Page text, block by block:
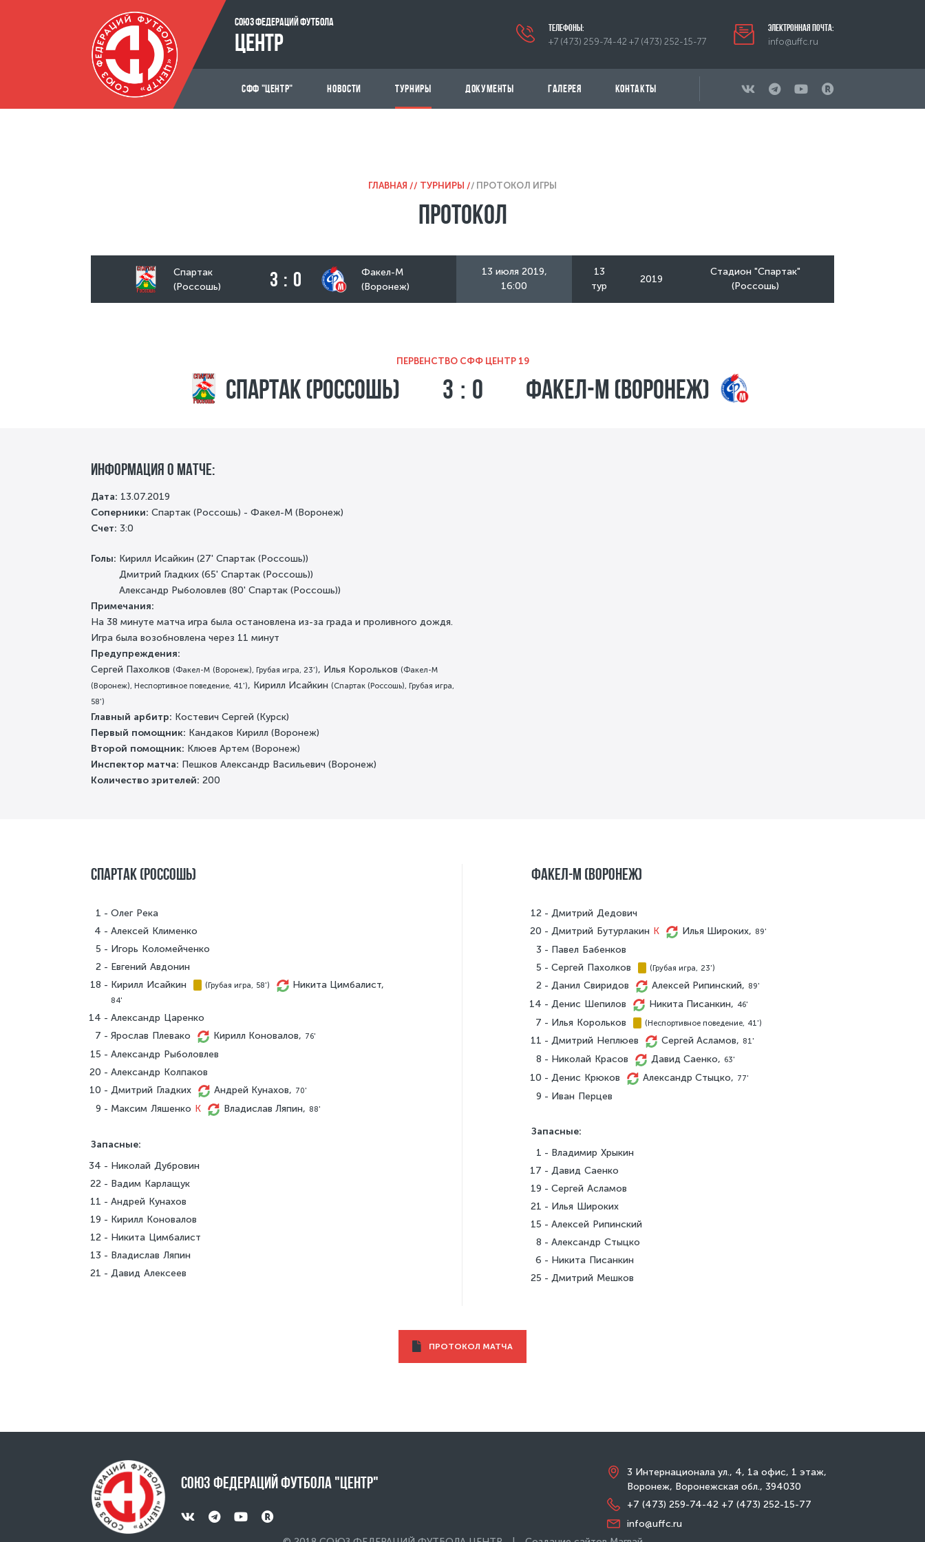
СОЮЗ ФЕДЕРАЦИЙ ФУТБОЛА
ЦЕНТР
телефоны:
+7 (473) 259-74-42 +7 (473) 252-15-77
Электронная почта:
info@uffc.ru
СФФ "ЦЕНТР" НОВОСТИ ТУРНИРЫ ДОКУМЕНТЫ ГАЛЕРЕЯ КОНТАКТЫ
ГЛАВНАЯ / ТУРНИРЫ / ПРОТОКОЛ ИГРЫ
Протокол
Спартак
(Россошь)
3 : 0
Факел-М
(Воронеж)
13 июля 2019,
16:00
13
тур
2019
Стадион "Спартак"
(Россошь)
ПЕРВЕНСТВО СФФ ЦЕНТР 19
3 : 0
Спартак (Россошь) Факел-М (Воронеж)
информация о матче:
Дата: 13.07.2019
Cоперники: Спартак (Россошь) - Факел-М (Воронеж)
Счет: 3:0
Голы: Кирилл Исайкин (27' Спартак (Россошь))
Дмитрий Гладких (65' Спартак (Россошь))
Александр Рыболовлев (80' Спартак (Россошь))
Примечания:
На 38 минуте матча игра была остановлена из-за града и проливного дождя.
Игра была возобновлена через 11 минут
Предупреждения:
Сергей Пахолков (Факел-М (Воронеж), Грубая игра, 23'), Илья Корольков (Факел-М
(Воронеж), Неспортивное поведение, 41'), Кирилл Исайкин (Спартак (Россошь), Грубая игра,
58')
Главный арбитр: Костевич Сергей (Курск)
Первый помощник: Кандаков Кирилл (Воронеж)
Второй помощник: Клюев Артем (Воронеж)
Инспектор матча: Пешков Александр Васильевич (Воронеж)
Количество зрителей: 200
Спартак (Россошь)
1
Олег Река
4
Алексей Клименко
5
Игорь Коломейченко
2
Евгений Авдонин
18
Кирилл Исайкин (Грубая игра, 58') Никита Цимбалист,
84'
14
Александр Царенко
7
Ярослав Плевако Кирилл Коновалов, 76'
15
Александр Рыболовлев
20
Александр Колпаков
10
Дмитрий Гладких Андрей Кунахов, 70'
9 Максим Ляшенко K Владислав Ляпин, 88'
Запасные:
34
Николай Дубровин
22
Вадим Карлащук
11
Андрей Кунахов
19
Кирилл Коновалов
12
Никита Цимбалист
13
Владислав Ляпин
21
Давид Алексеев
Факел-М (Воронеж)
12
Дмитрий Дедович
20
Дмитрий Бутурлакин K Илья Широких, 89'
3
Павел Бабенков
5
Сергей Пахолков (Грубая игра, 23')
2 Данил Свиридов Алексей Рипинский, 89'
14 Денис Шепилов Никита Писанкин, 46'
7 Илья Корольков (Неспортивное поведение, 41')
11 Дмитрий Неплюев Сергей Асламов, 81'
8 Николай Красов Давид Саенко, 63'
10 Денис Крюков Александр Стыцко, 77'
9 Иван Перцев
Запасные:
1
Владимир Хрыкин
17
Давид Саенко
19
Сергей Асламов
21
Илья Широких
15
Алексей Рипинский
8
Александр Стыцко
6
Никита Писанкин
25
Дмитрий Мешков
ПРОТОКОЛ МАТЧА
Союз Федераций футбола "Центр"
3 Интернационала ул., 4, 1а офис, 1 этаж,
Воронеж, Воронежская обл., 394030
+7 (473) 259-74-42 +7 (473) 252-15-77
info@uffc.ru